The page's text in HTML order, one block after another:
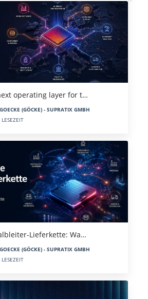
operating layer for t…
(GÖCKE) - SUPRATIX GMBH
Lieferkette: Wa…
(GÖCKE) - SUPRATIX GMBH